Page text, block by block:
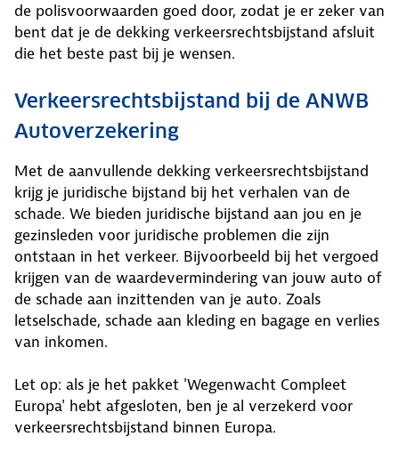
de polisvoorwaarden goed door, zodat je er zeker van
bent dat je de dekking verkeersrechtsbijstand afsluit
die het beste past bij je wensen.
Verkeersrechtsbijstand bij de ANWB
Autoverzekering
Met de aanvullende dekking verkeersrechtsbijstand
krijg je juridische bijstand bij het verhalen van de
schade. We bieden juridische bijstand aan jou en je
gezinsleden voor juridische problemen die zijn
ontstaan in het verkeer. Bijvoorbeeld bij het vergoed
krijgen van de waardevermindering van jouw auto of
de schade aan inzittenden van je auto. Zoals
letselschade, schade aan kleding en bagage en verlies
van inkomen.
Let op: als je het pakket 'Wegenwacht Compleet
Europa' hebt afgesloten, ben je al verzekerd voor
verkeersrechtsbijstand binnen Europa.